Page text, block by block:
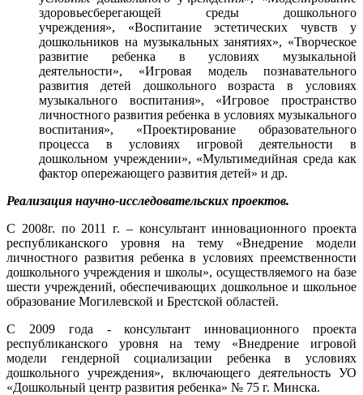
здоровьесберегающей среды дошкольного
учреждения», «Воспитание эстетических чувств у
дошкольников на музыкальных занятиях», «Творческое
развитие ребенка в условиях музыкальной
деятельности», «Игровая модель познавательного
развития детей дошкольного возраста в условиях
музыкального воспитания», «Игровое пространство
личностного развития ребенка в условиях музыкального
воспитания», «Проектирование образовательного
процесса в условиях игровой деятельности в
дошкольном учреждении», «Мультимедийная среда как
фактор опережающего развития детей» и др.
Реализация научно-исследовательских проектов.
С 2008г. по 2011 г. – консультант инновационного проекта
республиканского уровня на тему «Внедрение модели
личностного развития ребенка в условиях преемственности
дошкольного учреждения и школы», осуществляемого на базе
шести учреждений, обеспечивающих дошкольное и школьное
образование Могилевской и Брестской областей.
С 2009 года - консультант инновационного проекта
республиканского уровня на тему «Внедрение игровой
модели гендерной социализации ребенка в условиях
дошкольного учреждения», включающего деятельность УО
«Дошкольный центр развития ребенка» № 75 г. Минска.